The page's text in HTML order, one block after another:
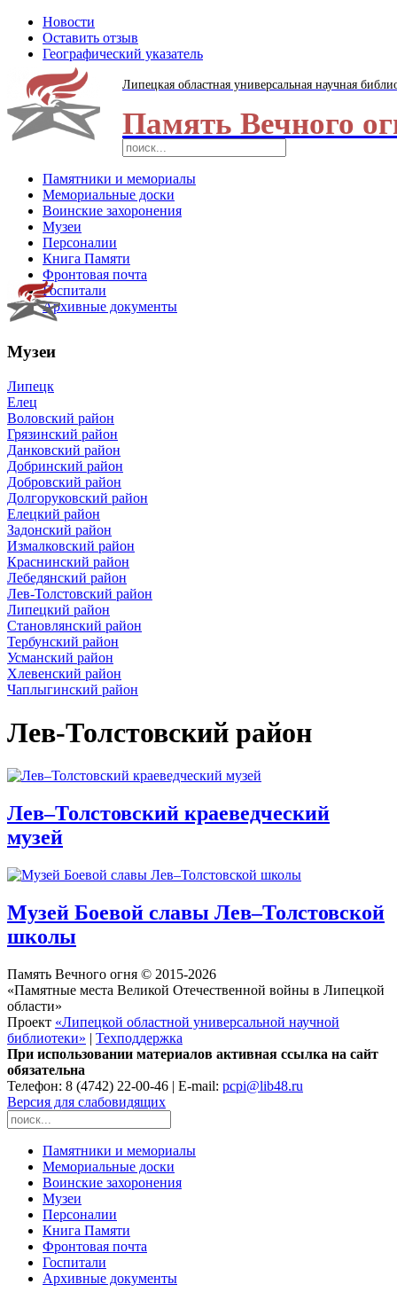
Новости
Оставить отзыв
Географический указатель
Липецкая областная универсальная научная
Память Вечного
Памятники и мемориалы
Мемориальные доски
Воинские захоронения
Музеи
Персоналии
Книга Памяти
Фронтовая почта
Госпитали
Архивные документы
Музеи
Липецк
Елец
Воловский район
Грязинский район
Данковский район
Добринский район
Добровский район
Долгоруковский район
Елецкий район
Задонский район
Измалковский район
Краснинский район
Лебедянский район
Лев-Толстовский район
Липецкий район
Становлянский район
Тербунский район
Усманский район
Хлевенский район
Чаплыгинский район
Лев-Толстовский район
Лев–Толстовский краеведческий
музей
Музей Боевой славы Лев–Толстовской
школы
Память Вечного огня © 2015-2026
«Памятные места Великой Отечественной войны в Липецкой
области»
Проект «Липецкой областной универсальной научной
библиотеки» | Техподдержка
При использовании материалов активная ссылка на сайт
обязательна
Телефон: 8 (4742) 22-00-46 | E-mail: pcpi@lib48.ru
Версия для слабовидящих
Памятники и мемориалы
Мемориальные доски
Воинские захоронения
Музеи
Персоналии
Книга Памяти
Фронтовая почта
Госпитали
Архивные документы